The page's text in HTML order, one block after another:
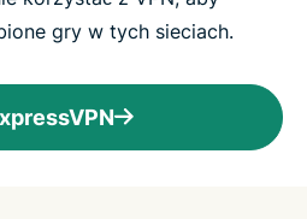
gry w tych sieciach.